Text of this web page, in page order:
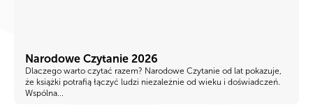
Narodowe Czytanie 2026
Dlaczego warto czytać razem? Narodowe Czytanie od lat pokazuje,
że książki potrafią łączyć ludzi niezależnie od wieku i doświadczeń.
Wspólna...